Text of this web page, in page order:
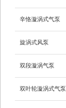
辛恪漩涡式气泵
旋涡式风泵
双段漩涡气泵
双叶轮漩涡式气泵